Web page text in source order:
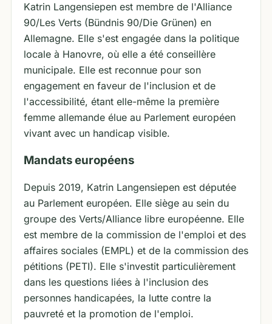
Katrin Langensiepen est membre de l'Alliance
90/Les Verts (Bündnis 90/Die Grünen) en
Allemagne. Elle s'est engagée dans la politique
locale à Hanovre, où elle a été conseillère
municipale. Elle est reconnue pour son
engagement en faveur de l'inclusion et de
l'accessibilité, étant elle-même la première
femme allemande élue au Parlement européen
vivant avec un handicap visible.
Mandats européens
Depuis 2019, Katrin Langensiepen est députée
au Parlement européen. Elle siège au sein du
groupe des Verts/Alliance libre européenne. Elle
est membre de la commission de l'emploi et des
affaires sociales (EMPL) et de la commission des
pétitions (PETI). Elle s'investit particulièrement
dans les questions liées à l'inclusion des
personnes handicapées, la lutte contre la
pauvreté et la promotion de l'emploi.